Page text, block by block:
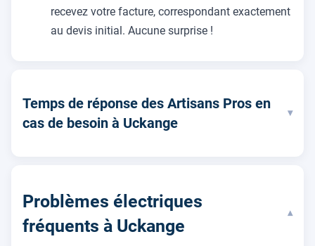
recevez votre facture, correspondant exactement
au devis initial. Aucune surprise !
Temps de réponse des Artisans Pros en
cas de besoin à Uckange
▾
Problèmes électriques
fréquents à Uckange
▾